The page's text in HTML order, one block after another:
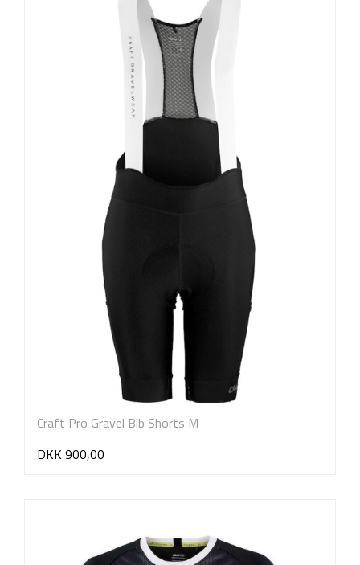
Craft Pro Gravel Bib Shorts M
DKK 900,00